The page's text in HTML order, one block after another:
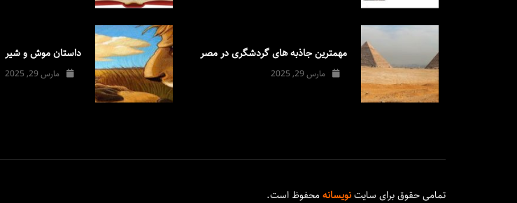
مهمترین جاذبه های گردشگری در مصر
مارس 29, 2025
داستان موش و شیر
مارس 29, 2025
تمامی حقوق برای سایتنویسانهمحفوظ است.